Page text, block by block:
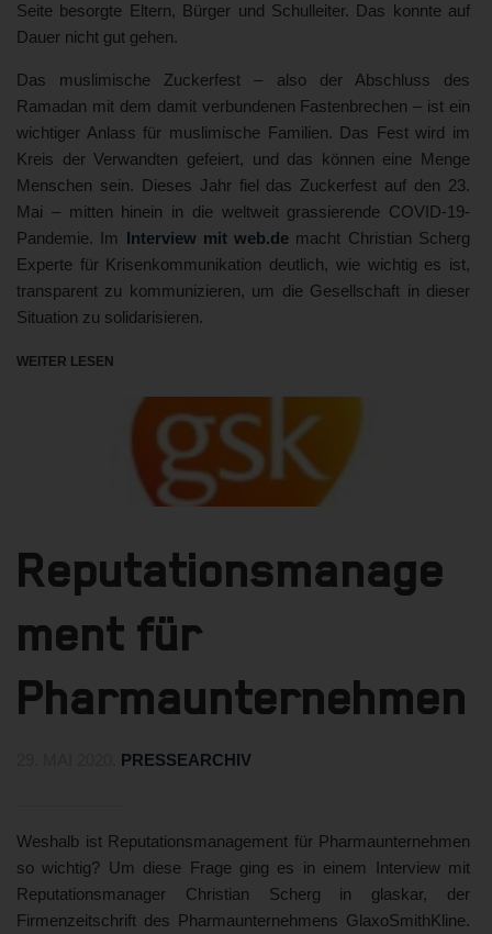
Seite besorgte Eltern, Bürger und Schulleiter. Das konnte auf
Dauer nicht gut gehen.
Das muslimische Zuckerfest – also der Abschluss des
Ramadan mit dem damit verbundenen Fastenbrechen – ist ein
wichtiger Anlass für muslimische Familien. Das Fest wird im
Kreis der Verwandten gefeiert, und das können eine Menge
Menschen sein. Dieses Jahr fiel das Zuckerfest auf den 23.
Mai – mitten hinein in die weltweit grassierende COVID-19-
Pandemie. Im Interview mit web.de macht Christian Scherg
Experte für Krisenkommunikation deutlich, wie wichtig es ist,
transparent zu kommunizieren, um die Gesellschaft in dieser
Situation zu solidarisieren.
WEITER LESEN
Reputationsmanage
ment für
Pharmaunternehmen
PRESSEARCHIV
Weshalb ist Reputationsmanagement für Pharmaunternehmen
so wichtig? Um diese Frage ging es in einem Interview mit
Reputationsmanager Christian Scherg in glaskar, der
Firmenzeitschrift des Pharmaunternehmens GlaxoSmithKline.